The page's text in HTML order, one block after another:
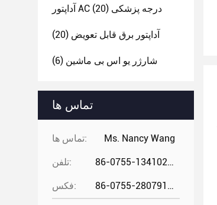
آداپتور AC درجه پزشکی (20)
آداپتور برق قابل تعویض (20)
شارژر یو اس بی ماشین (6)
تماس ها
تماس ها: Ms. Nancy Wang
تلفن: 86-0755-13410274294
فکس: 86-0755-28079166